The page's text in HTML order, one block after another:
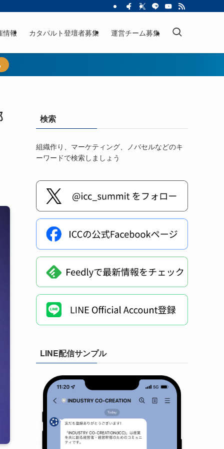
情報 カタパルト登壇者募集 運営チーム募集
検索
組織作り、マーケティング、ノバセルなどのキ
ーワードで検索しましょう
LINE配信サンプル